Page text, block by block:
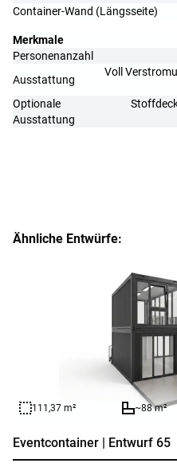
Container-Wand (Längsseite)
Merkmale
Personenanzahl
Ausstattung
Voll
Optionale
Ausstattung
Ähnliche Entwürfe:
111,37 m² ~88 m²
Eventcontainer | Entwurf 65